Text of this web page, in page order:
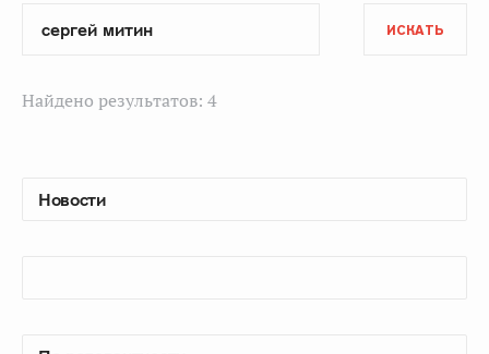
ИСКАТЬ
Найдено результатов: 4